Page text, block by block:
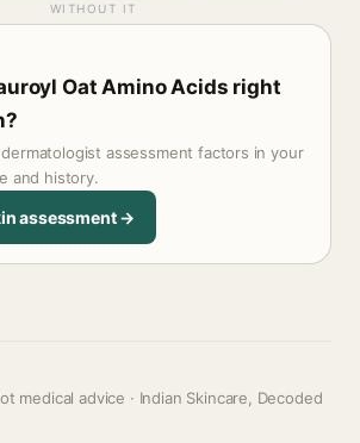
WITHOUT IT
Oat Amino Acids right
assessment factors in your
and history.
assessment →
medical advice · Indian Skincare, Decoded